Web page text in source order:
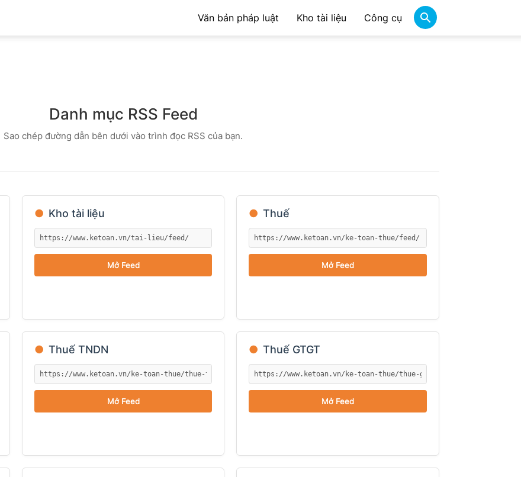
Văn bản pháp luật Kho tài liệu Công cụ
Danh mục RSS Feed
Sao chép đường dẫn bên dưới vào trình đọc RSS của bạn.
● Kho tài liệu
Mở Feed
● Thuế
Mở Feed
● Thuế TNDN
Mở Feed
● Thuế GTGT
Mở Feed